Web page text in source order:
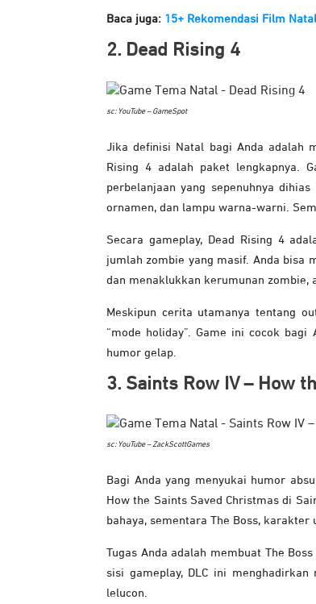
Baca juga: 15+ Rekomendasi Film
2. Dead Rising 4
sc: YouTube – GameSpot
Jika definisi Natal bagi Anda adalah
Rising 4 adalah paket lengkapnya.
perbelanjaan yang sepenuhnya
ornamen, dan lampu warna-warni.
Secara gameplay, Dead Rising 4
jumlah zombie yang masif. Anda bisa
dan menaklukkan kerumunan zombie,
Meskipun cerita utamanya tentang
“mode holiday”. Game ini cocok
humor gelap.
3. Saints Row IV – How
sc: YouTube – ZackScottGames
Bagi Anda yang menyukai humor
How the Saints Saved Christmas di
bahaya, sementara The Boss,
Tugas Anda adalah membuat The
sisi gameplay, DLC ini
lelucon.